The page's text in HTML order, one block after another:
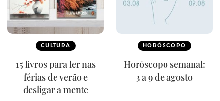
CULTURA
15 livros para ler nas
férias de verão e
desligar a mente
HORÓSCOPO
Horóscopo semanal:
3 a 9 de agosto